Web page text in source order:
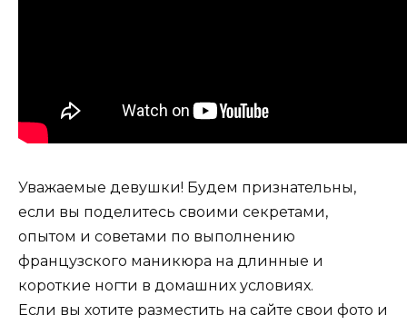
Уважаемые девушки! Будем признательны,
если вы поделитесь своими секретами,
опытом и советами по выполнению
французского маникюра на длинные и
короткие ногти в домашних условиях.
Если вы хотите разместить на сайте свои фото и